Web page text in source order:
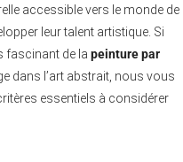
accessible vers le monde de
leur talent artistique. Si
fascinant de la peinture par
dans l’art abstrait, nous vous
essentiels à considérer